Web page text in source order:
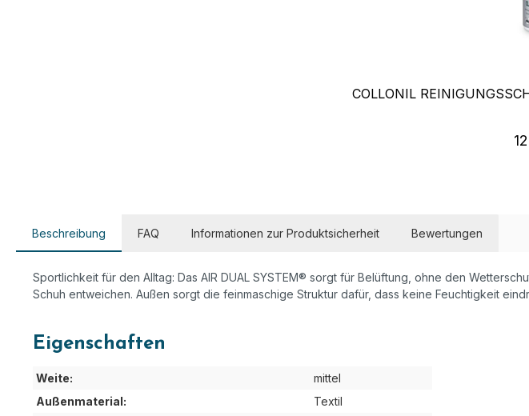
COLLONIL
Beschreibung FAQ Informationen zur Produktsicherheit Bewertungen
Sportlichkeit für den Alltag: Das AIR DUAL SYSTEM® sorgt für Belüftung, ohne den
Schuh entweichen. Außen sorgt die feinmaschige Struktur dafür, dass keine Feuchtigkeit
Eigenschaften
Weite:
mittel
Außenmaterial:
Textil